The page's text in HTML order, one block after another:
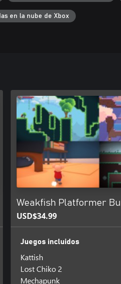
en la nube de Xbox
Weakfish Platformer
USD$34.99
Juegos incluidos
Kattish
Lost Chiko 2
Mechapunk